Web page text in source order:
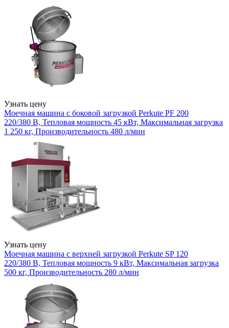
Узнать цену
Моечная машина с боковой загрузкой Perkute PF 200
220/380 В, Тепловая мощность 45 кВт, Максимальная загрузка
1 250 кг, Производительность 480 л/мин
Узнать цену
Моечная машина с верхней загрузкой Perkute SP 120
220/380 В, Тепловая мощность 9 кВт, Максимальная загрузка
500 кг, Производительность 280 л/мин